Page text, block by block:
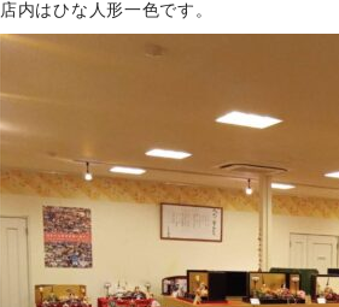
店内はひな人形一色です。